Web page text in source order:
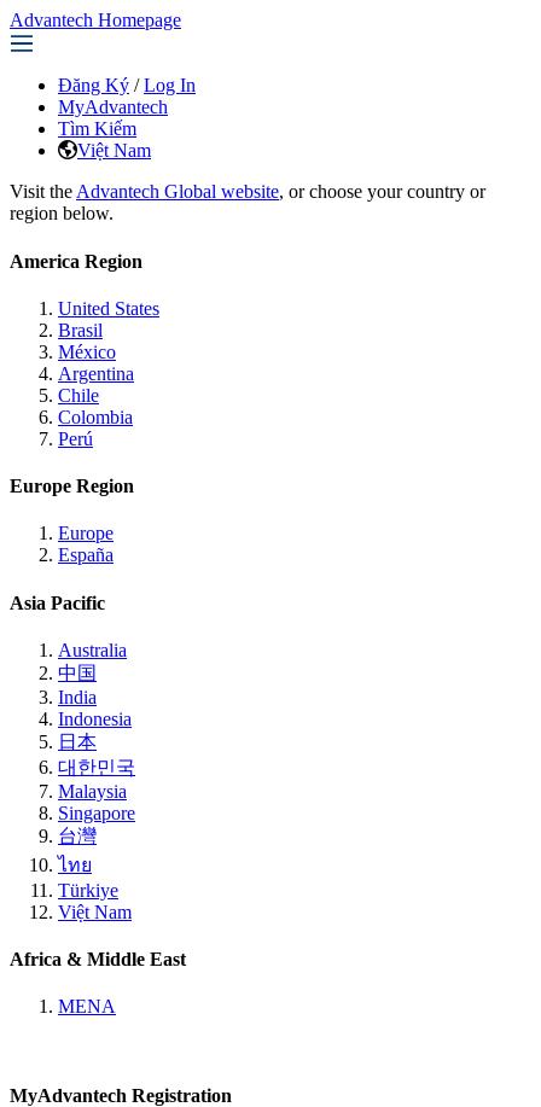
Advantech Homepage
Đăng Ký / Log In
MyAdvantech
Tìm Kiếm
Việt Nam
Visit the Advantech Global website, or choose your country or
region below.
America Region
United States
Brasil
México
Argentina
Chile
Colombia
Perú
Europe Region
Europe
España
Asia Pacific
Australia
中国
India
Indonesia
日本
대한민국
Malaysia
Singapore
台灣
ไทย
Türkiye
Việt Nam
Africa & Middle East
MENA
MyAdvantech Registration